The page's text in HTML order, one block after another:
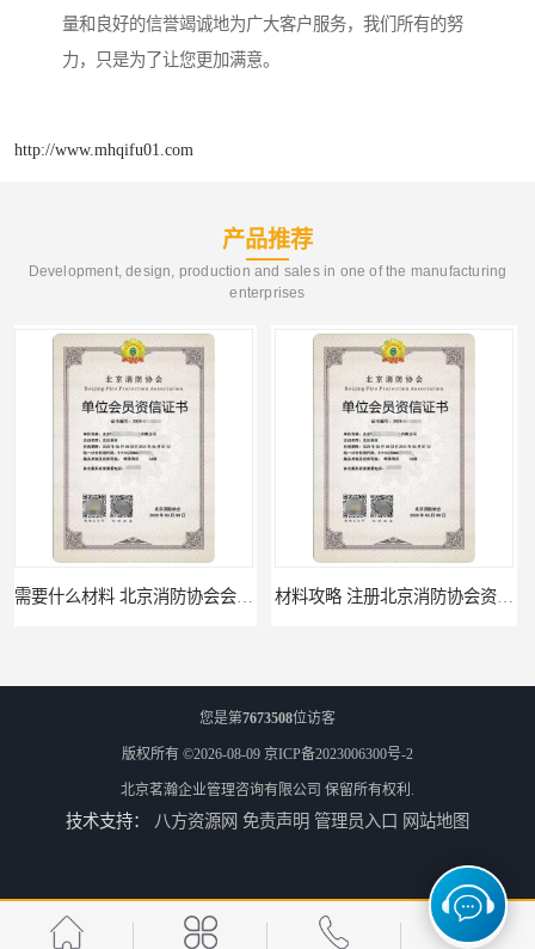
量和良好的信誉竭诚地为广大客户服务，我们所有的努
力，只是为了让您更加满意。
http://www.mhqifu01.com
产品推荐
Development, design, production and sales in one of the manufacturing
enterprises
办理手续 清洗资质需要什么条件 所需材料 注册空调清洗维保资质的条件
您是第7673508位访客
版权所有 ©2026-08-09 京ICP备2023006300号-2
北京茗瀚企业管理咨询有限公司 保留所有权利.
技术支持： 八方资源网 免责声明 管理员入口 网站地图